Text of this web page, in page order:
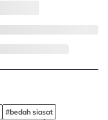
#bedah siasat